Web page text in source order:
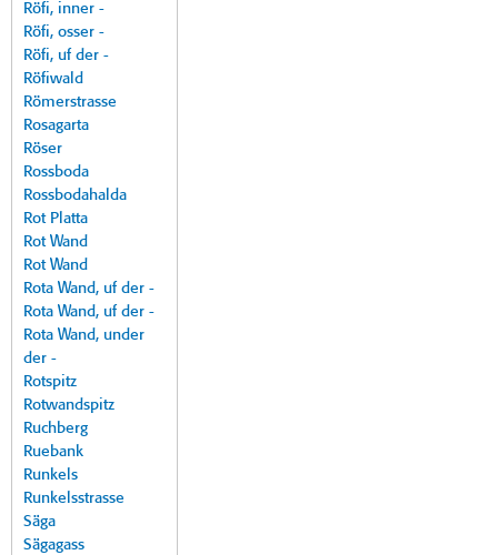
Röfi, inner -
Röfi, osser -
Röfi, uf der -
Röfiwald
Römerstrasse
Rosagarta
Röser
Rossboda
Rossbodahalda
Rot Platta
Rot Wand
Rot Wand
Rota Wand, uf der -
Rota Wand, uf der -
Rota Wand, under
der -
Rotspitz
Rotwandspitz
Ruchberg
Ruebank
Runkels
Runkelsstrasse
Säga
Sägagass